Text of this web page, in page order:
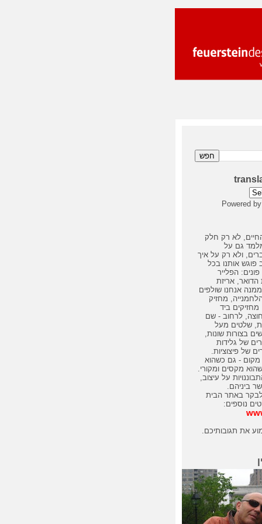
Powered
לא רק חלק
גם על
ולא רק על איך
פוגש אותנו בכל
הפלייר
אריזת
אנחנו שולפים
מחזיק
ביד
לרחוב - שם
שלטים מעל
בצורות שונות,
של גלידות
של פיצוציות.
מקום - גם כשהוא
מקסים ומקורי.
על עיצוב,
ביניהם.
באתר הבית
נוספים:
את תגובותיכם.